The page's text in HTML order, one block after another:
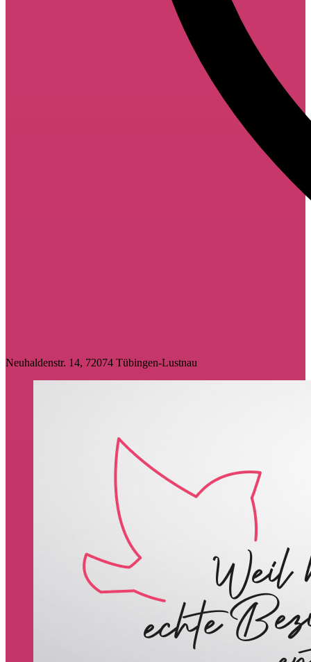
Neuhaldenstr. 14, 72074 Tübingen-Lustnau